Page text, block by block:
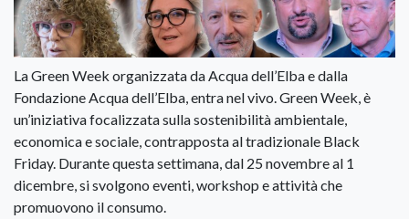
La Green Week organizzata da Acqua dell’Elba e dalla
Fondazione Acqua dell’Elba, entra nel vivo. Green Week, è
un’iniziativa focalizzata sulla sostenibilità ambientale,
economica e sociale, contrapposta al tradizionale Black
Friday. Durante questa settimana, dal 25 novembre al 1
dicembre, si svolgono eventi, workshop e attività che
promuovono il consumo.